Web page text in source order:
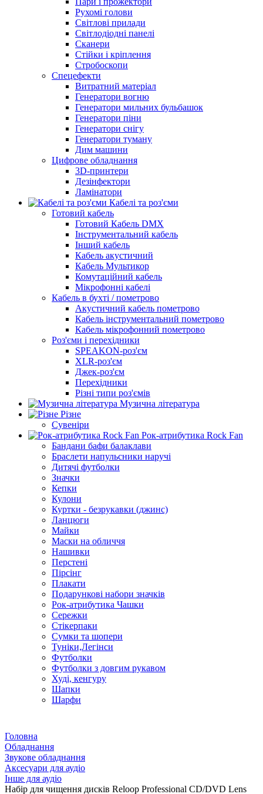
Рухомі голови
Світлові прилади
Світлодіодні панелі
Сканери
Стійки і кріплення
Стробоскопи
Спецефекти
Витратний матеріал
Генератори вогню
Генератори мильних бульбашок
Генератори піни
Генератори снігу
Генератори туману
Дим машини
Цифрове обладнання
3D-принтери
Дезінфектори
Ламінатори
Кабелі та роз'єми
Готовий кабель
Готовий Кабель DMX
Інструментальний кабель
Інший кабель
Кабель акустичний
Кабель Мультикор
Комутаційний кабель
Мікрофонні кабелі
Кабель в бухті / пометрово
Акустичний кабель пометрово
Кабель інструментальний пометрово
Кабель мікрофонний пометрово
Роз'єми і перехідники
SPEAKON-роз'єм
XLR-роз'єм
Джек-роз'єм
Перехідники
Різні типи роз'ємів
Музична література
Різне
Сувеніри
Рок-атрибутика Rock Fan
Бандани бафи балаклави
Браслети напульсники наручі
Дитячі футболки
Значки
Кепки
Кулони
Куртки - безрукавки (джинс)
Ланцюги
Майки
Маски на обличчя
Нашивки
Перстені
Пірсінг
Плакати
Подарункові набори значків
Рок-атрибутика Чашки
Сережки
Стікерпаки
Сумки та шопери
Туніки,Легінси
Футболки
Футболки з довгим рукавом
Худі, кенгуру
Шапки
Шарфи
Головна
Обладнання
Звукове обладнання
Аксесуари для аудіо
Інше для аудіо
Набір для чищення дисків Reloop Professional CD/DVD Lens